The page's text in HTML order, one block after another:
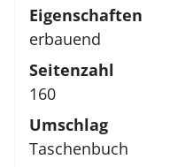
Eigenschaften
erbauend
Seitenzahl
160
Umschlag
Taschenbuch